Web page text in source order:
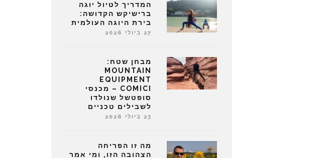
המדריך לטיול יוגה
ברישיקש הקדושה:
בירת היוגה העולמית
27 ביולי 2026
מבחן שטח:
MOUNTAIN
EQUIPMENT
COMICI – מכנסי
סופטשל שנולדו
לשבילים טכניים
23 ביולי 2026
מה זו הפריחה
הצהובה הזו, ומי אמר